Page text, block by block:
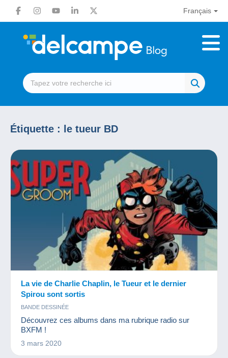
Français
Étiquette : le tueur BD
La vie de Charlie Chaplin, le Tueur et le dernier
Spirou sont sortis
BANDE DESSINÉE
Découvrez ces albums dans ma rubrique radio sur
BXFM !
3 mars 2020